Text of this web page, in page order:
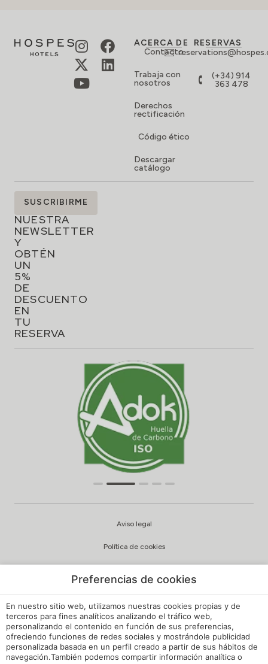
ACERCA DE
Contacto
Trabaja con
nosotros
Derechos
rectificación
Código ético
Descargar
catálogo
RESERVAS
(+34) 914
363 478
SUSCRÍBETE
NUESTRA
NEWSLETTER
Y
OBTÉN
UN
5%
DE
DESCUENTO
EN
TU
RESERVA
SUSCRIBIRME
Aviso legal
Política de cookies
Política de Calidad y Medioambiente
Canal de Denuncias Hoteles de España
Reglamento de Régimen Interno
Preferencias de cookies
En nuestro sitio web, utilizamos nuestras cookies propias y de
terceros para fines analíticos analizando el tráfico web,
personalizando el contenido en función de sus preferencias,
ofreciendo funciones de redes sociales y mostrándole publicidad
personalizada basada en un perfil creado a partir de sus hábitos de
navegación.También podemos compartir información analítica o